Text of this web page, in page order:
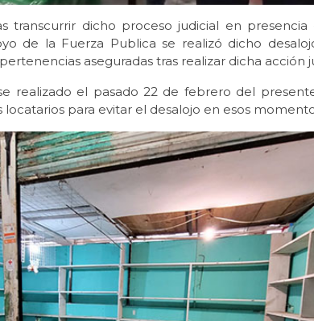
transcurrir dicho proceso judicial en
de la Fuerza Publica se realizó dicho
aseguradas tras realizar dicha acción
realizado el pasado 22 de febrero del
para evitar el desalojo en esos